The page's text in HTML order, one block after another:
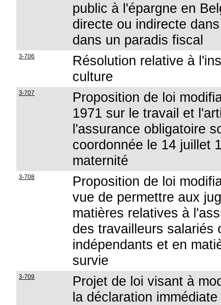
public à l'épargne en
directe ou indirecte
dans un paradis fiscal
3-706
Résolution relative à
culture
3-707
Proposition de loi
1971 sur le travail et
l'assurance obligatoire
coordonnée le 14 juillet
maternité
3-708
Proposition de loi
vue de permettre aux
matières relatives à
des travailleurs salariés
indépendants et en
survie
3-709
Projet de loi visant à
la déclaration